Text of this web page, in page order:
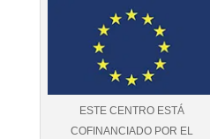
ESTE CENTRO ESTÁ
COFINANCIADO POR EL